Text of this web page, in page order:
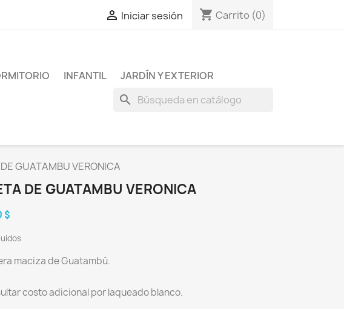
 Iniciar sesión shopping_cart Carrito (0)
INFANTIL JARDÍN Y EXTERIOR
search
GUATAMBU VERONICA
DE GUATAMBU VERONICA
$
maciza de Guatambú.
costo adicional por laqueado blanco.